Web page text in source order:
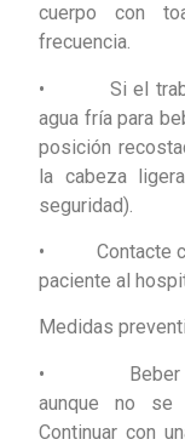
cuerpo con
frecuencia.
• Si el
agua fría para
posición
la cabeza
seguridad).
• Contacte
paciente al
Medidas
• Beber
aunque no se
Continuar con